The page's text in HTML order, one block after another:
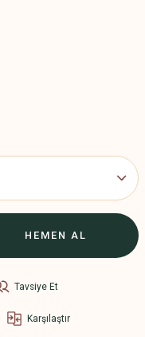
HEMEN AL
Tavsiye Et
Karşılaştır